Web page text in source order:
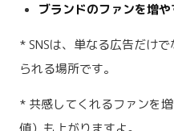
ブランドのファンを増や
* SNSは、単なる広告だけ
られる場所です。
* 共感してくれるファンを